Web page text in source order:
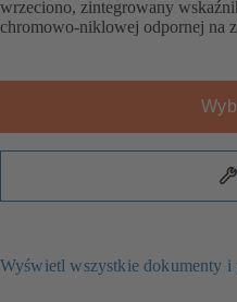
wrzeciono, zintegrowany
chromowo-niklowej odpornej na
Wyświetl wszystkie dokumenty i